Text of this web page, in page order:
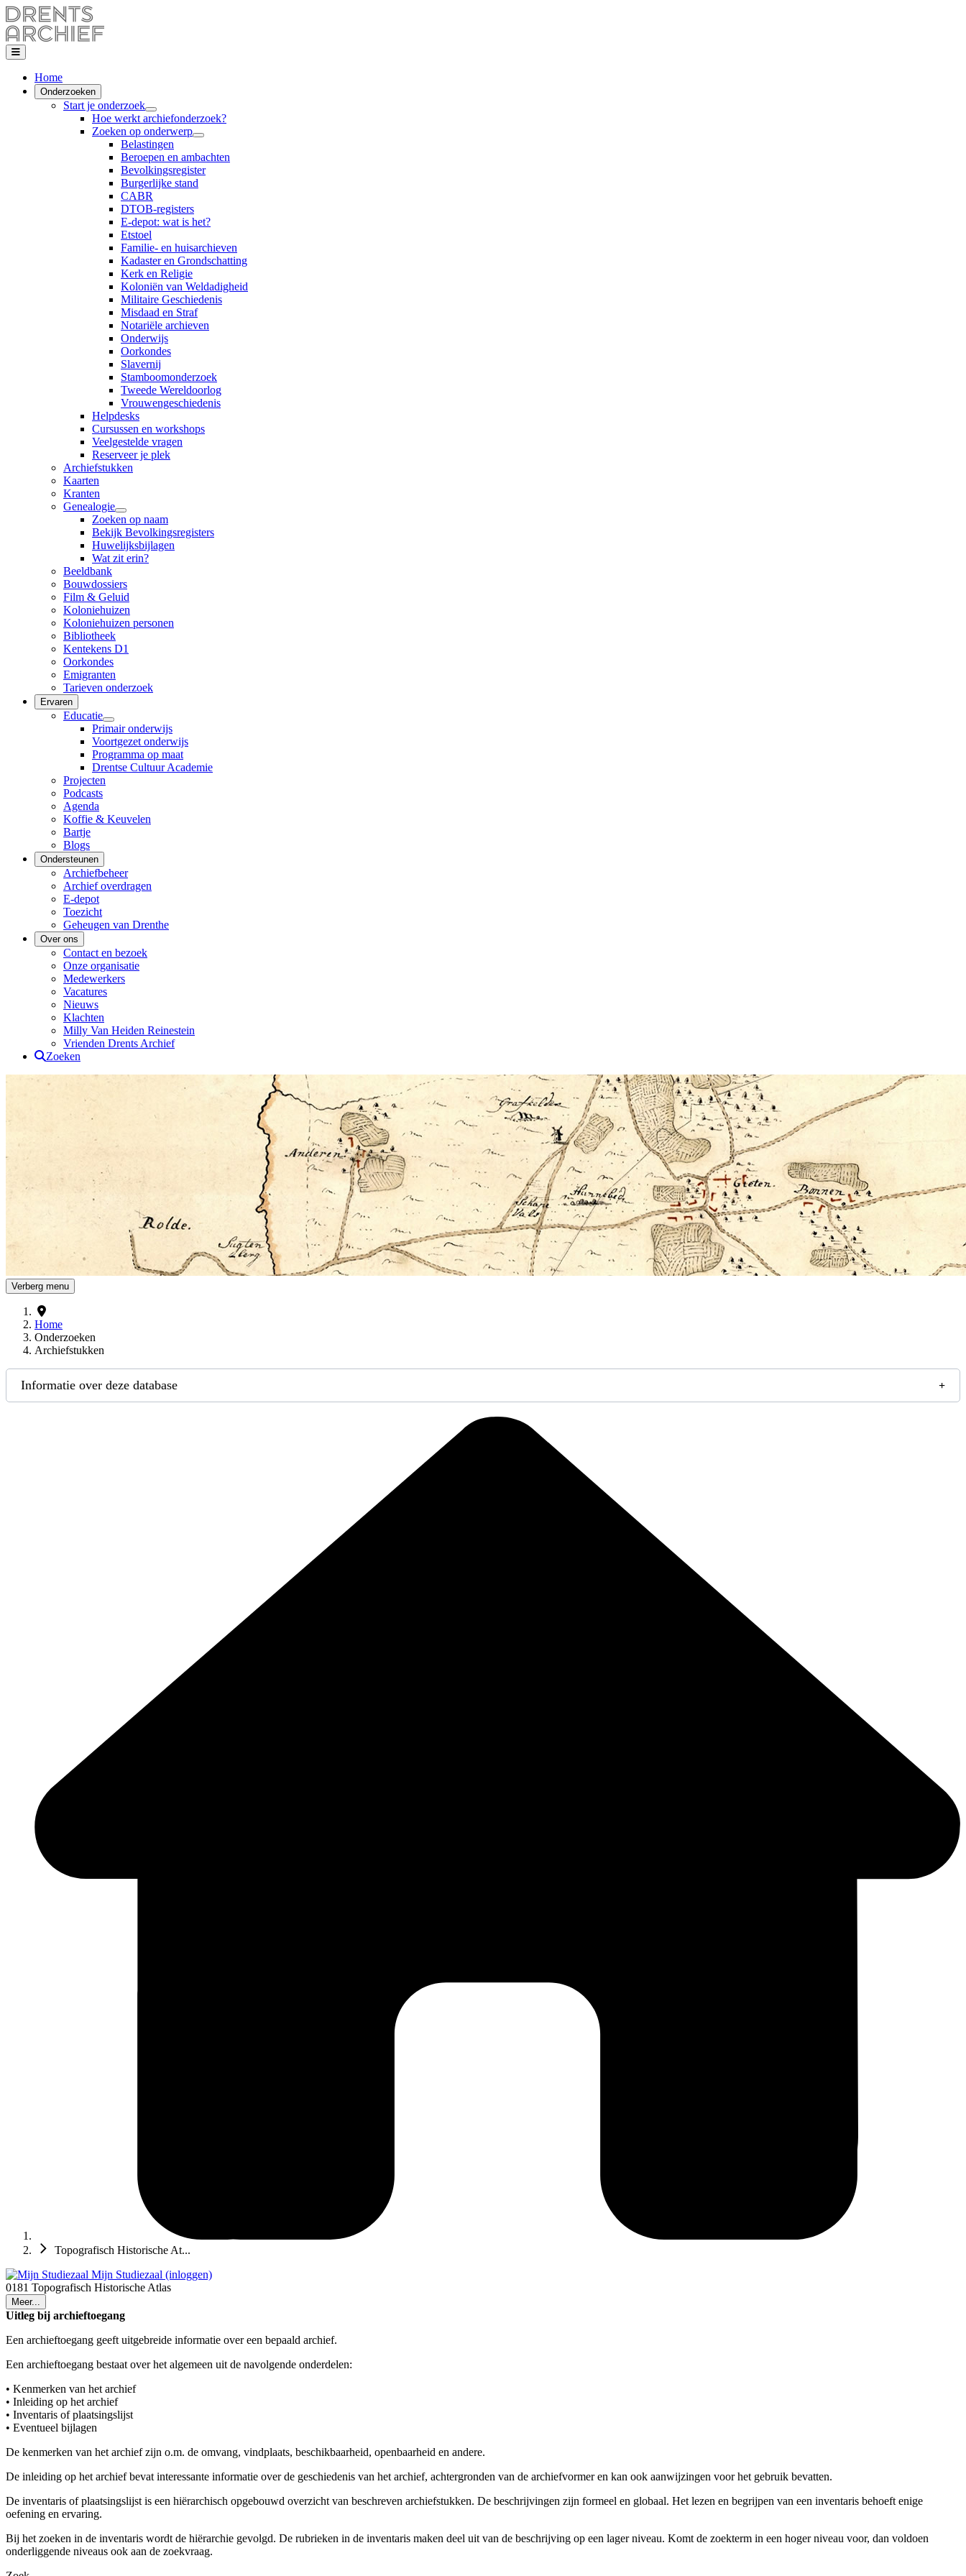
Home
Onderzoeken
Start je onderzoek
Hoe werkt archiefonderzoek?
Zoeken op onderwerp
Belastingen
Beroepen en ambachten
Bevolkingsregister
Burgerlijke stand
CABR
DTOB-registers
E-depot: wat is het?
Etstoel
Familie- en huisarchieven
Kadaster en Grondschatting
Kerk en Religie
Koloniën van Weldadigheid
Militaire Geschiedenis
Misdaad en Straf
Notariële archieven
Onderwijs
Oorkondes
Slavernij
Stamboomonderzoek
Tweede Wereldoorlog
Vrouwengeschiedenis
Helpdesks
Cursussen en workshops
Veelgestelde vragen
Reserveer je plek
Archiefstukken
Kaarten
Kranten
Genealogie
Zoeken op naam
Bekijk Bevolkingsregisters
Huwelijksbijlagen
Wat zit erin?
Beeldbank
Bouwdossiers
Film & Geluid
Koloniehuizen
Koloniehuizen personen
Bibliotheek
Kentekens D1
Oorkondes
Emigranten
Tarieven onderzoek
Ervaren
Educatie
Primair onderwijs
Voortgezet onderwijs
Programma op maat
Drentse Cultuur Academie
Projecten
Podcasts
Agenda
Koffie & Keuvelen
Bartje
Blogs
Ondersteunen
Archiefbeheer
Archief overdragen
E-depot
Toezicht
Geheugen van Drenthe
Over ons
Contact en bezoek
Onze organisatie
Medewerkers
Vacatures
Nieuws
Klachten
Milly Van Heiden Reinestein
Vrienden Drents Archief
Zoeken
Drents Archief
Verberg menu
Home
Onderzoeken
Archiefstukken
Informatie over deze database
Topografisch Historische At...
Mijn Studiezaal (inloggen)
0181 Topografisch Historische Atlas
Meer...
Uitleg bij archieftoegang
Een archieftoegang geeft uitgebreide informatie over een bepaald archief.
Een archieftoegang bestaat over het algemeen uit de navolgende onderdelen:
• Kenmerken van het archief
• Inleiding op het archief
• Inventaris of plaatsingslijst
• Eventueel bijlagen
De kenmerken van het archief zijn o.m. de omvang, vindplaats, beschikbaarheid, openbaarheid en andere.
De inleiding op het archief bevat interessante informatie over de geschiedenis van het archief, achtergronden van de archiefvormer en kan ook aanwijzingen voor het gebruik bevatten.
De inventaris of plaatsingslijst is een hiërarchisch opgebouwd overzicht van beschreven archiefstukken. De beschrijvingen zijn formeel en globaal. Het lezen en begrijpen van een inventaris behoeft enige
oefening en ervaring.
Bij het zoeken in de inventaris wordt de hiërarchie gevolgd. De rubrieken in de inventaris maken deel uit van de beschrijving op een lager niveau. Komt de zoekterm in een hoger niveau voor, dan voldoen
onderliggende niveaus ook aan de zoekvraag.